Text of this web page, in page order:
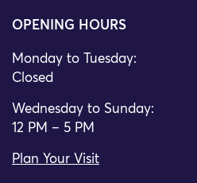
OPENING HOURS
Monday to Tuesday:
Closed
Wednesday to Sunday:
12 PM – 5 PM
Plan Your Visit